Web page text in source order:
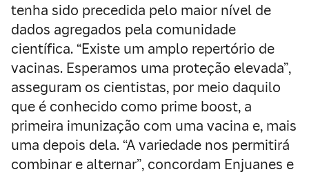
tenha sido precedida pelo maior nível de
dados agregados pela comunidade
científica. “Existe um amplo repertório de
vacinas. Esperamos uma proteção elevada”,
asseguram os cientistas, por meio daquilo
que é conhecido como prime boost, a
primeira imunização com uma vacina e, mais
uma depois dela. “A variedade nos permitirá
combinar e alternar”, concordam Enjuanes e